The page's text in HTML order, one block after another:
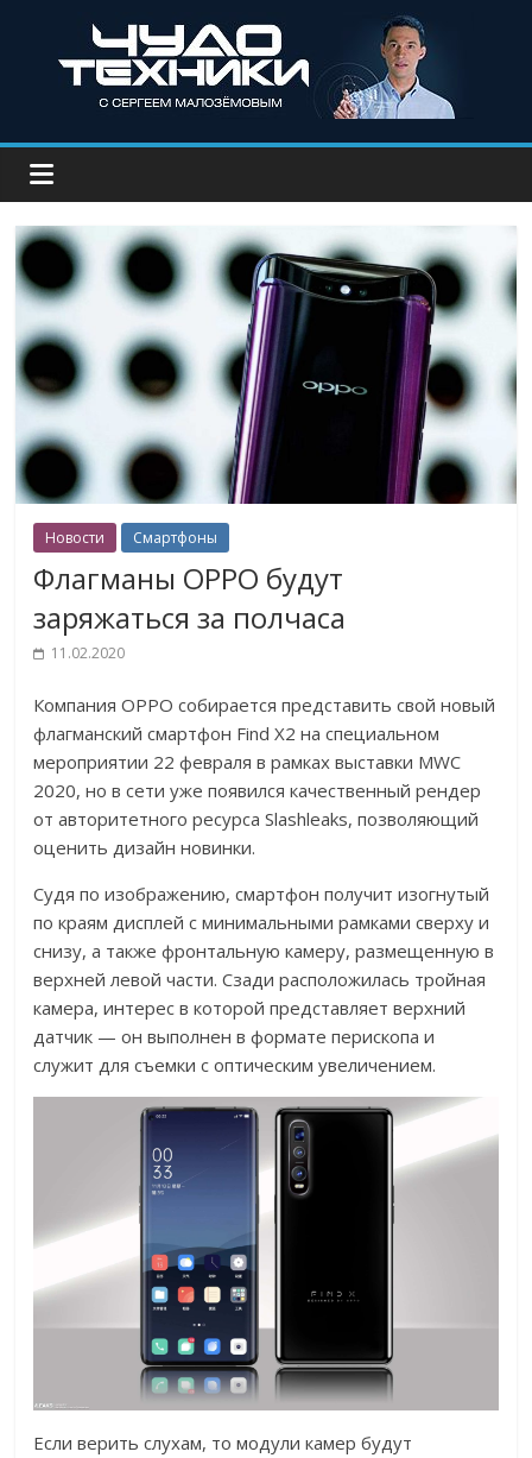
Новости Смартфоны
Флагманы OPPO будут
заряжаться за полчаса
11.02.2020
Компания OPPO собирается представить свой новый
флагманский смартфон Find X2 на специальном
мероприятии 22 февраля в рамках выставки MWC
2020, но в сети уже появился качественный рендер
от авторитетного ресурса Slashleaks, позволяющий
оценить дизайн новинки.
Судя по изображению, смартфон получит изогнутый
по краям дисплей с минимальными рамками сверху и
снизу, а также фронтальную камеру, размещенную в
верхней левой части. Сзади расположилась тройная
камера, интерес в которой представляет верхний
датчик — он выполнен в формате перископа и
служит для съемки с оптическим увеличением.
Если верить слухам, то модули камер будут